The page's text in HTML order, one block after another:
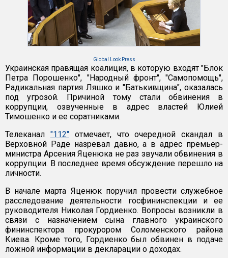
Global Look Press
Украинская правящая коалиция, в которую входят "Блок
Петра Порошенко", "Народный фронт", "Самопомощь",
Радикальная партия Ляшко и "Батькивщина", оказалась
под угрозой. Причиной тому стали обвинения в
коррупции, озвученные в адрес властей Юлией
Тимошенко и ее соратниками.
Телеканал "112"отмечает, что очередной скандал в
Верховной Раде назревал давно, а в адрес премьер-
министра Арсения Яценюка не раз звучали обвинения в
коррупции. В последнее время обсуждение перешло на
личности.
В начале марта Яценюк поручил провести служебное
расследование деятельности госфининспекции и ее
руководителя Николая Гордиенко. Вопросы возникли в
связи с назначением сына главного украинского
фининспектора прокурором Соломенского района
Киева. Кроме того, Гордиенко был обвинен в подаче
ложной информации в декларации о доходах.